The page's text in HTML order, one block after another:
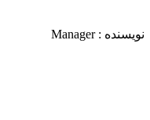
نویسنده : Manager